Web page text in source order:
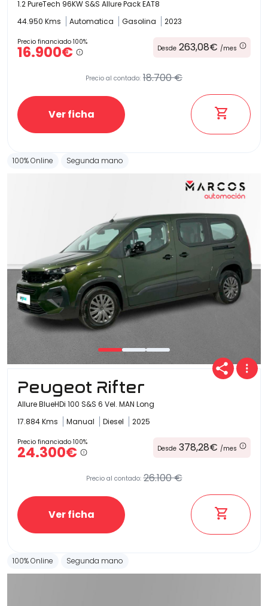
1.2 PureTech 96KW S&S Allure Pack EAT8
44.950 Kms
Automatica Gasolina 2023
Precio financiado 100%
16.900€ Desde 263,08€ /mes
Precio al contado: 18.700 €
Ver ficha
100% Online Segunda mano
Peugeot Rifter
Allure BlueHDi 100 S&S 6 Vel. MAN Long
17.884 Kms
Manual Diesel 2025
Precio financiado 100%
24.300€ Desde 378,28€ /mes
Precio al contado: 26.100 €
Ver ficha
100% Online Segunda mano